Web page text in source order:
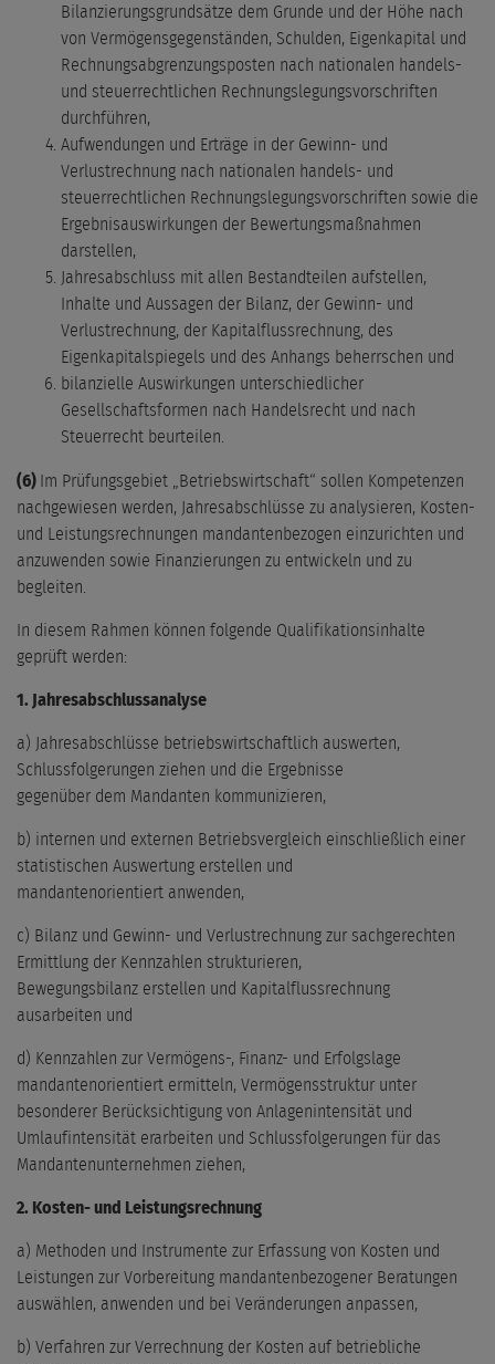
Bilanzierungsgrundsätze dem Grunde und der Höhe nach
von Vermögensgegenständen, Schulden, Eigenkapital und
Rechnungsabgrenzungsposten nach nationalen handels-
und steuerrechtlichen Rechnungslegungsvorschriften
durchführen,
Aufwendungen und Erträge in der Gewinn- und
Verlustrechnung nach nationalen handels- und
steuerrechtlichen Rechnungslegungsvorschriften sowie die
Ergebnisauswirkungen der Bewertungsmaßnahmen
darstellen,
Jahresabschluss mit allen Bestandteilen aufstellen,
Inhalte und Aussagen der Bilanz, der Gewinn- und
Verlustrechnung, der Kapitalflussrechnung, des
Eigenkapitalspiegels und des Anhangs beherrschen und
bilanzielle Auswirkungen unterschiedlicher
Gesellschaftsformen nach Handelsrecht und nach
Steuerrecht beurteilen.
(6) Im Prüfungsgebiet „Betriebswirtschaft“ sollen Kompetenzen
nachgewiesen werden, Jahresabschlüsse zu analysieren, Kosten-
und Leistungsrechnungen mandantenbezogen einzurichten und
anzuwenden sowie Finanzierungen zu entwickeln und zu
begleiten.
In diesem Rahmen können folgende Qualifikationsinhalte
geprüft werden:
1. Jahresabschlussanalyse
a) Jahresabschlüsse betriebswirtschaftlich auswerten,
Schlussfolgerungen ziehen und die Ergebnisse
gegenüber dem Mandanten kommunizieren,
b) internen und externen Betriebsvergleich einschließlich einer
statistischen Auswertung erstellen und
mandantenorientiert anwenden,
c) Bilanz und Gewinn- und Verlustrechnung zur sachgerechten
Ermittlung der Kennzahlen strukturieren,
Bewegungsbilanz erstellen und Kapitalflussrechnung
ausarbeiten und
d) Kennzahlen zur Vermögens-, Finanz- und Erfolgslage
mandantenorientiert ermitteln, Vermögensstruktur unter
besonderer Berücksichtigung von Anlagenintensität und
Umlaufintensität erarbeiten und Schlussfolgerungen für das
Mandantenunternehmen ziehen,
2. Kosten- und Leistungsrechnung
a) Methoden und Instrumente zur Erfassung von Kosten und
Leistungen zur Vorbereitung mandantenbezogener Beratungen
auswählen, anwenden und bei Veränderungen anpassen,
b) Verfahren zur Verrechnung der Kosten auf betriebliche